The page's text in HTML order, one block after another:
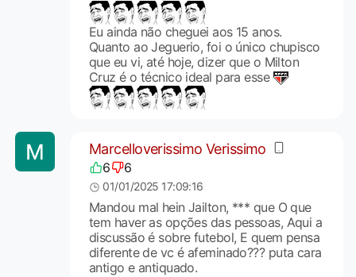
Eu ainda não cheguei aos 15 anos.
Quanto ao Jeguerio, foi o único chupisco
que eu vi, até hoje, dizer que o Milton
Cruz é o técnico ideal para esse
Marcelloverissimo Verissimo
6 6
01/01/2025 17:09:16
Mandou mal hein Jailton, *** que O que
tem haver as opções das pessoas, Aqui a
discussão é sobre futebol, E quem pensa
diferente de vc é afeminado??? puta cara
antigo e antiquado.